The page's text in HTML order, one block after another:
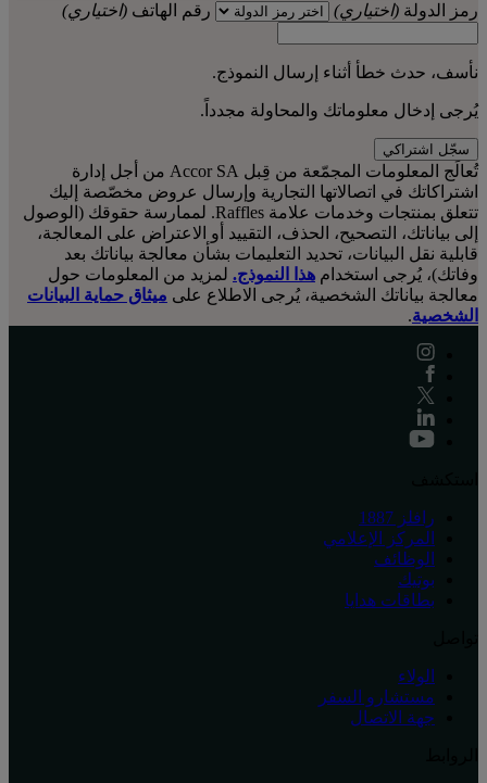
رمز الدولة (اختياري) رقم الهاتف (اختياري)
نأسف، حدث خطأ أثناء إرسال النموذج.
يُرجى إدخال معلوماتك والمحاولة مجدداً.
سجّل اشتراكي
تُعالَج المعلومات المجمّعة من قِبل Accor SA من أجل إدارة
اشتراكاتك في اتصالاتها التجارية وإرسال عروض مخصّصة إليك
تتعلق بمنتجات وخدمات علامة Raffles. لممارسة حقوقك (الوصول
إلى بياناتك، التصحيح، الحذف، التقييد أو الاعتراض على المعالجة،
قابلية نقل البيانات، تحديد التعليمات بشأن معالجة بياناتك بعد
وفاتك)، يُرجى استخدام هذا النموذج. لمزيد من المعلومات حول
معالجة بياناتك الشخصية، يُرجى الاطلاع على ميثاق حماية البيانات
الشخصية.
رافلز 1887
المركز الإعلامي
الوظائف
بوتيك
بطاقات هدايا
الولاء
مستشارو السفر
جهة الاتصال